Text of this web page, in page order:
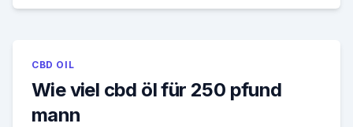
CBD OIL
Wie viel cbd öl für 250 pfund
mann